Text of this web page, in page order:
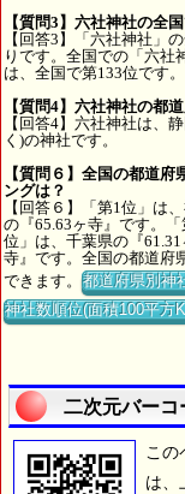
【質問3】六社神社の全
【回答3】「六社神社」
りです。全国での「六社
は、全国で第133位です。
【質問4】六社神社の都
【回答4】六社神社は、
く)の神社です。
【質問６】全国の都道
ングは？
【回答６】「第1位」は
の『65.63ヶ寺』です。
位」は、千葉県の『
寺』です。全国の都道府
できます。都道府県別神
神社数順位(面積100平方
二次元バーコ
この
は、